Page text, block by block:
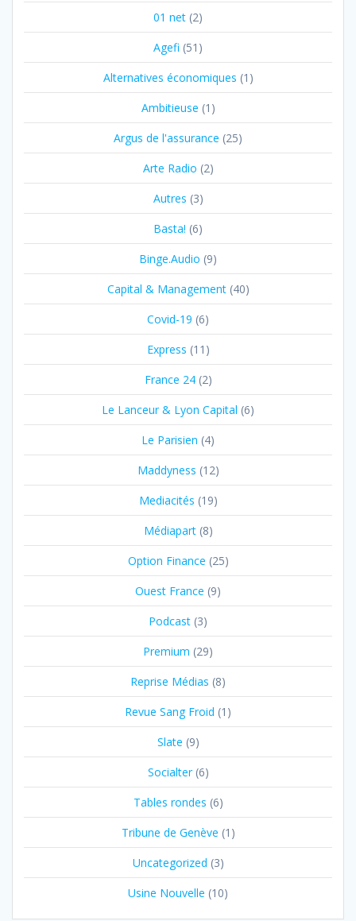
01 net (2)
Agefi (51)
Alternatives économiques (1)
Ambitieuse (1)
Argus de l'assurance (25)
Arte Radio (2)
Autres (3)
Basta! (6)
Binge.Audio (9)
Capital & Management(40)
Covid-19 (6)
Express (11)
France 24(2)
Le Lanceur & Lyon Capital (6)
Le Parisien (4)
Maddyness (12)
Mediacités (19)
Médiapart(8)
Option Finance (25)
Ouest France (9)
Podcast (3)
Premium (29)
Reprise Médias (8)
Revue Sang Froid (1)
Slate (9)
Socialter(6)
Tables rondes (6)
Tribune de Genève (1)
Uncategorized (3)
Usine Nouvelle (10)